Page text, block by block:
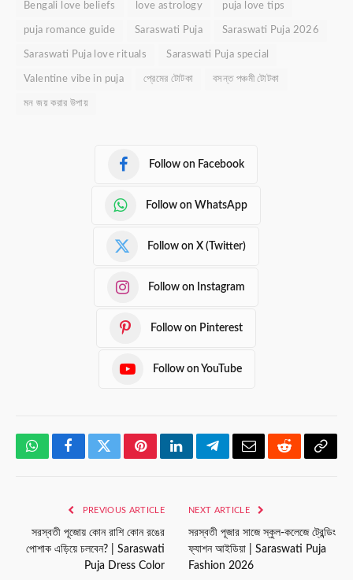
Bengali love beliefs love astrology puja love tips
puja romance guide Saraswati Puja Saraswati Puja 2026
Saraswati Puja love rituals Saraswati Puja special
Valentine vibe in puja প্রেমের টোটকা বসন্ত পঞ্চমী টোটকা
মন জয় করার উপায়
Follow on Facebook
Follow on WhatsApp
Follow on X (Twitter)
Follow on Instagram
Follow on Pinterest
Follow on YouTube
WhatsAppFacebookTwitterPinterestLinkedInTelegramEmailRedditCopy
PREVIOUS ARTICLE
সরস্বতী পূজোয় কোন রাশি কোন রঙের
পোশাক এড়িয়ে চলবেন? | Saraswati
Puja Dress Color
NEXT ARTICLE
সরস্বতী পূজার সাজে স্কুল-কলেজে ট্রেন্ডিং
ফ্যাশন আইডিয়া | Saraswati Puja
Fashion 2026